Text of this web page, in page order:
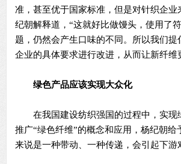
准，甚至优于国家标准，但是对针织企
纪朝解释道，“这就好比做馒头，使用了
题，仍然会产生口味的不同。所以我们
企业的具体要求进行改进，从而让新纤
绿色产品应该实现大众化
在我国建设纺织强国的过程中，实现
推广“绿色纤维”的概念和应用，杨纪朝
来说是一种带动、一种传递，会引起下